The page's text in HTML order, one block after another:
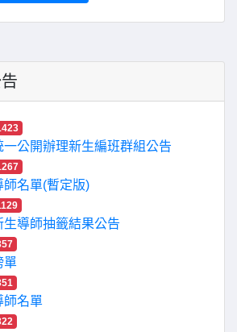
一公開辦理新生編班群組公告
師名單(暫定版)
生導師抽籤結果公告
單
師名單